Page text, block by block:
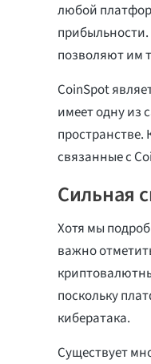
любой
позволяют им
CoinSpot
имеет одну из
пространстве.
связанные с
Сильная
Хотя мы
важно
поскольку
кибератака.
Существует